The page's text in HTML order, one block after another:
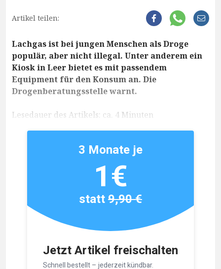
Artikel teilen:
Lachgas ist bei jungen Menschen als Droge
populär, aber nicht illegal. Unter anderem ein
Kiosk in Leer bietet es mit passendem
Equipment für den Konsum an. Die
Drogenberatungsstelle warnt.
Lesedauer des Artikels: ca. 4 Minuten
Jetzt Artikel freischalten
Schnell bestellt – jederzeit kündbar.
3 Monate je
1€
statt9,90 €